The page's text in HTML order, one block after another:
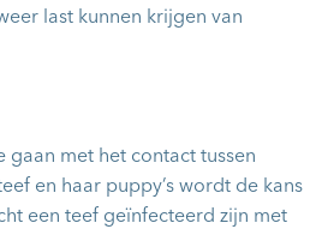
last kunnen krijgen van
met het contact tussen
en haar puppy’s wordt de kans
een teef geïnfecteerd zijn met